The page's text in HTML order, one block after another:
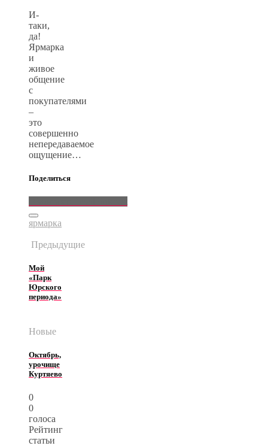
И-
таки,
да!
Ярмарка
и
живое
общение
с
покупателями
–
это
совершенно
непередаваемое
ощущение…
Поделиться
ярмарка
Предыдущие
Мой
«Парк
Юрского
периода»
Новые
Октябрь,
урочище
Куртяево
0
0
голоса
Рейтинг
статьи